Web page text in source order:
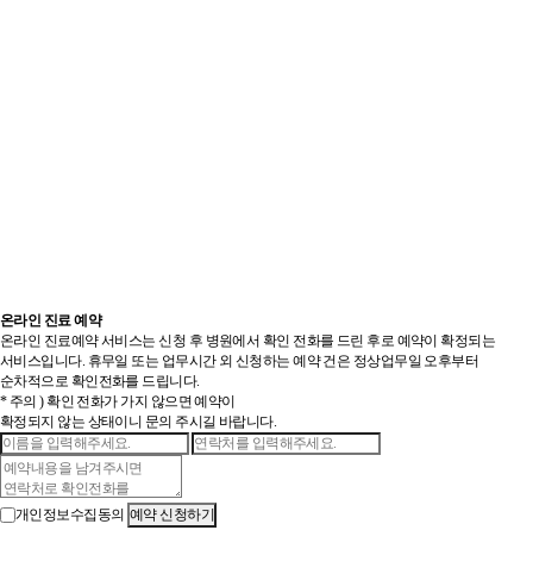
온라인 진료 예약
온라인 진료예약 서비스는 신청 후 병원에서 확인 전화를 드린 후로 예약이 확정되는
서비스입니다. 휴무일 또는 업무시간 외 신청하는 예약 건은 정상업무일 오후부터
순차적으로 확인전화를 드립니다.
* 주의 ) 확인 전화가 가지 않으면 예약이
확정되지 않는 상태이니 문의 주시길 바랍니다.
개인정보수집동의